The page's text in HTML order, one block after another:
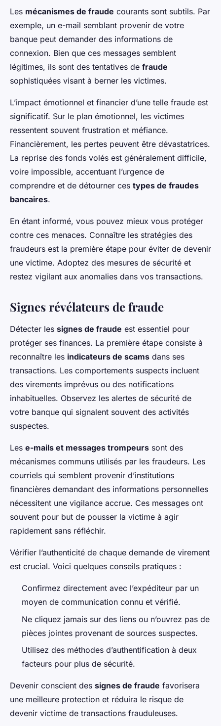
Les mécanismes de fraude courants sont subtils. Par
exemple, un e-mail semblant provenir de votre
banque peut demander des informations de
connexion. Bien que ces messages semblent
légitimes, ils sont des tentatives de fraude
sophistiquées visant à berner les victimes.
L’impact émotionnel et financier d’une telle fraude est
significatif. Sur le plan émotionnel, les victimes
ressentent souvent frustration et méfiance.
Financièrement, les pertes peuvent être dévastatrices.
La reprise des fonds volés est généralement difficile,
voire impossible, accentuant l’urgence de
comprendre et de détourner ces types de fraudes
bancaires.
En étant informé, vous pouvez mieux vous protéger
contre ces menaces. Connaître les stratégies des
fraudeurs est la première étape pour éviter de devenir
une victime. Adoptez des mesures de sécurité et
restez vigilant aux anomalies dans vos transactions.
Signes révélateurs de fraude
Détecter les signes de fraude est essentiel pour
protéger ses finances. La première étape consiste à
reconnaître les indicateurs de scams dans ses
transactions. Les comportements suspects incluent
des virements imprévus ou des notifications
inhabituelles. Observez les alertes de sécurité de
votre banque qui signalent souvent des activités
suspectes.
Les e-mails et messages trompeurs sont des
mécanismes communs utilisés par les fraudeurs. Les
courriels qui semblent provenir d’institutions
financières demandant des informations personnelles
nécessitent une vigilance accrue. Ces messages ont
souvent pour but de pousser la victime à agir
rapidement sans réfléchir.
Vérifier l’authenticité de chaque demande de virement
est crucial. Voici quelques conseils pratiques :
Confirmez directement avec l’expéditeur par un
moyen de communication connu et vérifié.
Ne cliquez jamais sur des liens ou n’ouvrez pas de
pièces jointes provenant de sources suspectes.
Utilisez des méthodes d’authentification à deux
facteurs pour plus de sécurité.
Devenir conscient des signes de fraude favorisera
une meilleure protection et réduira le risque de
devenir victime de transactions frauduleuses.